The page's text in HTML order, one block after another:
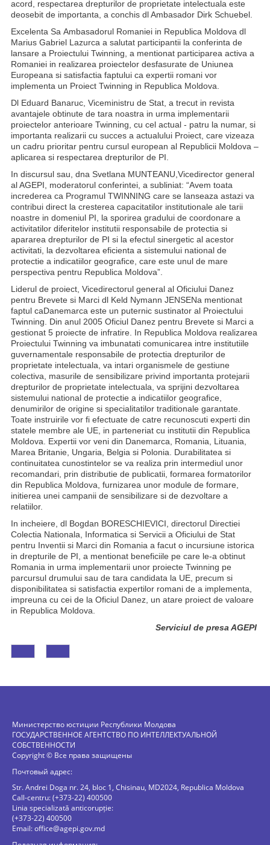
acord, respectarea drepturilor de proprietate intelectuala este
deosebit de importanta, a conchis dl Ambasador Dirk Schuebel.
Excelenta Sa Ambasadorul Romaniei in Republica Moldova dl
Marius Gabriel Lazurca a salutat participantii la conferinta de
lansare a Proiectului Twinning, a mentionat participarea activa a
Romaniei in realizarea proiectelor desfasurate de Uniunea
Europeana si satisfactia faptului ca expertii romani vor
implementa un Proiect Twinning in Republica Moldova.
Dl Eduard Banaruc, Viceministru de Stat, a trecut in revista
avantajele obtinute de tara noastra in urma implementarii
proiectelor anterioare Twinning, cu cel actual - patru la numar, si
importanta realizarii cu succes a actualului Proiect, care vizeaza
un cadru prioritar pentru cursul european al Republicii Moldova –
aplicarea si respectarea drepturilor de PI.
In discursul sau, dna Svetlana MUNTEANU,Vicedirector general
al AGEPI, moderatorul conferintei, a subliniat: “Avem toata
increderea ca Programul TWINNING care se lanseaza astazi va
contribui direct la cresterea capacitatilor institutionale ale tarii
noastre in domeniul PI, la sporirea gradului de coordonare a
activitatilor diferitelor institutii responsabile de protectia si
apararea drepturilor de PI si la efectul sinergetic al acestor
activitati, la dezvoltarea eficienta a sistemului national de
protectie a indicatiilor geografice, care este unul de mare
perspectiva pentru Republica Moldova”.
Liderul de proiect, Vicedirectorul general al Oficiului Danez
pentru Brevete si Marci dl Keld Nymann JENSENa mentionat
faptul caDanemarca este un puternic sustinator al Proiectului
Twinning. Din anul 2005 Oficiul Danez pentru Brevete si Marci a
gestionat 5 proiecte de infratire. In Republica Moldova realizarea
Proiectului Twinning va imbunatati comunicarea intre institutiile
guvernamentale responsabile de protectia drepturilor de
proprietate intelectuala, va intari organismele de gestiune
colectiva, masurile de sensibilizare privind importanta protejarii
drepturilor de proprietate intelectuala, va sprijini dezvoltarea
sistemului national de protectie a indicatiilor geografice,
denumirilor de origine si specialitatilor traditionale garantate.
Toate instruirile vor fi efectuate de catre recunoscuti experti din
statele membre ale UE, in parteneriat cu institutii din Republica
Moldova. Expertii vor veni din Danemarca, Romania, Lituania,
Marea Britanie, Ungaria, Belgia si Polonia. Durabilitatea si
continuitatea cunostintelor se va realiza prin intermediul unor
recomandari, prin distributie de publicatii, formarea formatorilor
din Republica Moldova, furnizarea unor module de formare,
initierea unei campanii de sensibilizare si de dezvoltare a
relatiilor.
In incheiere, dl Bogdan BORESCHIEVICI, directorul Directiei
Colectia Nationala, Informatica si Servicii a Oficiului de Stat
pentru Inventii si Marci din Romania a facut o incursiune istorica
in drepturile de PI, a mentionat beneficiile pe care le-a obtinut
Romania in urma implementarii unor proiecte Twinning pe
parcursul drumului sau de tara candidata la UE, precum si
disponibilitatea si satisfactia expertilor romani de a implementa,
impreuna cu cei de la Oficiul Danez, un atare proiect de valoare
in Republica Moldova.
Serviciul de presa AGEPI
Министерство юстиции Республики Молдова
ГОСУДАРСТВЕННОЕ АГЕНТСТВО ПО ИНТЕЛЛЕКТУАЛЬНОЙ
СОБСТВЕННОСТИ
Copyright © Все права защищены
Почтовый адрес:
Str. Andrei Doga nr. 24, bloc 1, Chisinau, MD2024, Republica Moldova
Call-centru: (+373-22) 400500
Linia specializată anticorupție:
(+373-22) 400500
Email:office@agepi.gov.md